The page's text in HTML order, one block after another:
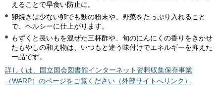
えることで早食い防止に。
卵焼きは少ない卵でも麩の粉末や、野菜をたっぷり入れること
で、ヘルシーに仕上がります。
もずくと長いもを混ぜた三杯酢や、旬のにんにくの香りをきかせ
たもやしの和え物は、いつもと違う味付けでエネルギーを抑えた
一品です。
詳しくは、国立国会図書館インターネット資料収集保存事業
（WARP）のページをご覧ください（外部サイトへリンク）